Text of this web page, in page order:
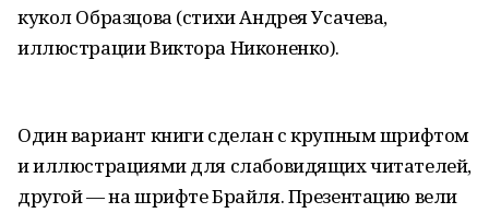
кукол Образцова (стихи Андрея Усачева,
иллюстрации Виктора Никоненко).
Один вариант книги сделан с крупным шрифтом
и иллюстрациями для слабовидящих читателей,
другой — на шрифте Брайля. Презентацию вели